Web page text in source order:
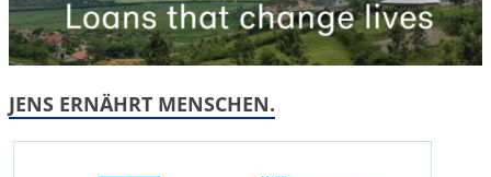
JENS ERNÄHRT MENSCHEN.